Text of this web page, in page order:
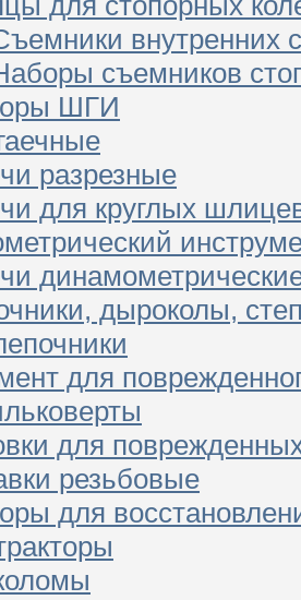
внутренних
съемников
ШГИ
разрезные
для круглых
дыроколы,
для
для
резьбовые
для